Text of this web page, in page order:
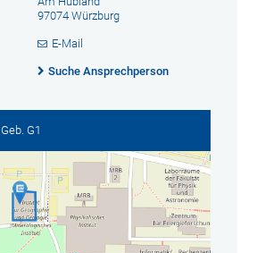
97074 Würzburg
E-Mail
Suche Ansprechperson
G1